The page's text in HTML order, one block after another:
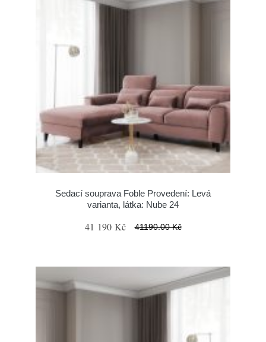
Sedací souprava Foble Provedení: Levá
varianta, látka: Nube 24
41 190 Kč 41190.00 Kč